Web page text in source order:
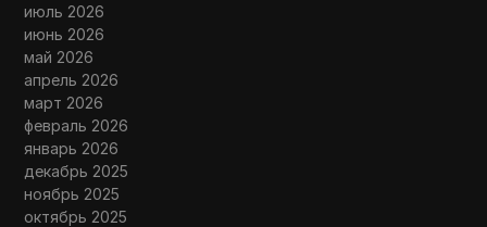
июль 2026
июнь 2026
май 2026
апрель 2026
март 2026
февраль 2026
январь 2026
декабрь 2025
ноябрь 2025
октябрь 2025